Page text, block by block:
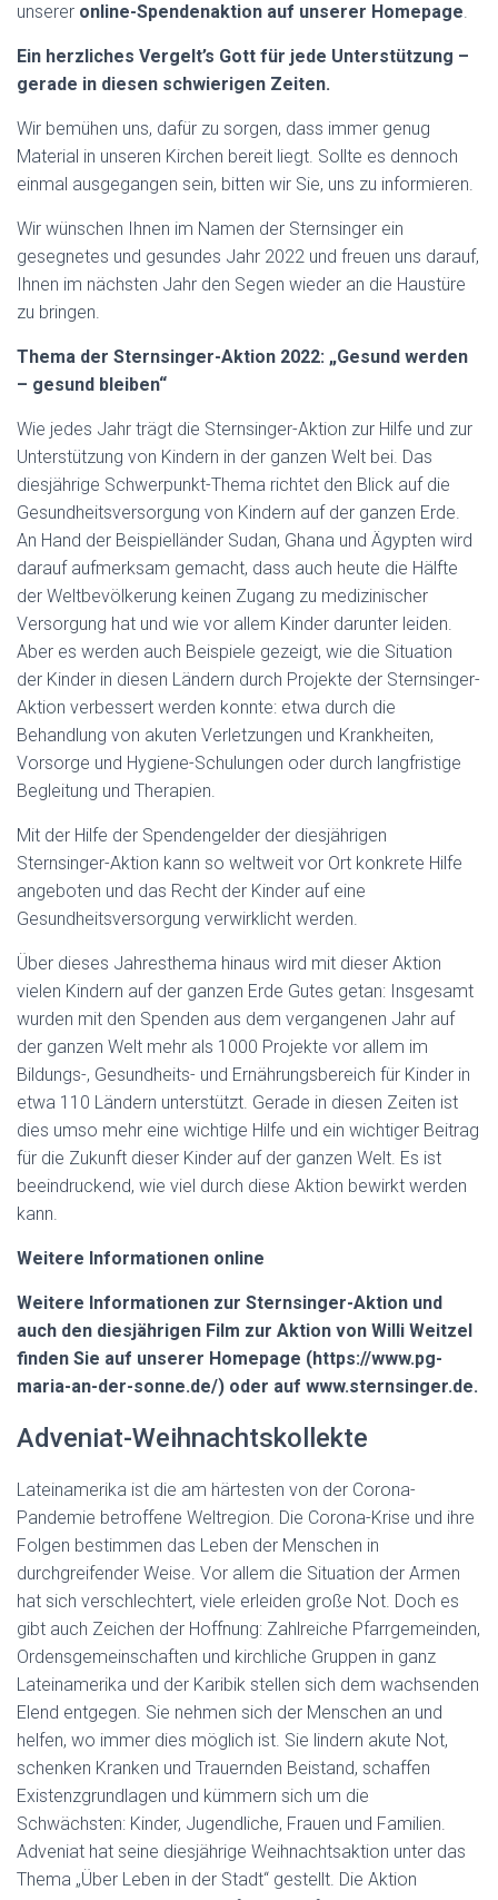
unserer online-Spendenaktion auf unserer Homepage.
Ein herzliches Vergelt’s Gott für jede Unterstützung –
gerade in diesen schwierigen Zeiten.
Wir bemühen uns, dafür zu sorgen, dass immer genug
Material in unseren Kirchen bereit liegt. Sollte es dennoch
einmal ausgegangen sein, bitten wir Sie, uns zu informieren.
Wir wünschen Ihnen im Namen der Sternsinger ein
gesegnetes und gesundes Jahr 2022 und freuen uns darauf,
Ihnen im nächsten Jahr den Segen wieder an die Haustüre
zu bringen.
Thema der Sternsinger-Aktion 2022: „Gesund werden
– gesund bleiben“
Wie jedes Jahr trägt die Sternsinger-Aktion zur Hilfe und zur
Unterstützung von Kindern in der ganzen Welt bei. Das
diesjährige Schwerpunkt-Thema richtet den Blick auf die
Gesundheitsversorgung von Kindern auf der ganzen Erde.
An Hand der Beispielländer Sudan, Ghana und Ägypten wird
darauf aufmerksam gemacht, dass auch heute die Hälfte
der Weltbevölkerung keinen Zugang zu medizinischer
Versorgung hat und wie vor allem Kinder darunter leiden.
Aber es werden auch Beispiele gezeigt, wie die Situation
der Kinder in diesen Ländern durch Projekte der Sternsinger-
Aktion verbessert werden konnte: etwa durch die
Behandlung von akuten Verletzungen und Krankheiten,
Vorsorge und Hygiene-Schulungen oder durch langfristige
Begleitung und Therapien.
Mit der Hilfe der Spendengelder der diesjährigen
Sternsinger-Aktion kann so weltweit vor Ort konkrete Hilfe
angeboten und das Recht der Kinder auf eine
Gesundheitsversorgung verwirklicht werden.
Über dieses Jahresthema hinaus wird mit dieser Aktion
vielen Kindern auf der ganzen Erde Gutes getan: Insgesamt
wurden mit den Spenden aus dem vergangenen Jahr auf
der ganzen Welt mehr als 1000 Projekte vor allem im
Bildungs-, Gesundheits- und Ernährungsbereich für Kinder in
etwa 110 Ländern unterstützt. Gerade in diesen Zeiten ist
dies umso mehr eine wichtige Hilfe und ein wichtiger Beitrag
für die Zukunft dieser Kinder auf der ganzen Welt. Es ist
beeindruckend, wie viel durch diese Aktion bewirkt werden
kann.
Weitere Informationen online
Weitere Informationen zur Sternsinger-Aktion und
auch den diesjährigen Film zur Aktion von Willi Weitzel
finden Sie auf unserer Homepage (https://www.pg-
maria-an-der-sonne.de/) oder auf www.sternsinger.de.
Adveniat-Weihnachtskollekte
Lateinamerika ist die am härtesten von der Corona-
Pandemie betroffene Weltregion. Die Corona-Krise und ihre
Folgen bestimmen das Leben der Menschen in
durchgreifender Weise. Vor allem die Situation der Armen
hat sich verschlechtert, viele erleiden große Not. Doch es
gibt auch Zeichen der Hoffnung: Zahlreiche Pfarrgemeinden,
Ordensgemeinschaften und kirchliche Gruppen in ganz
Lateinamerika und der Karibik stellen sich dem wachsenden
Elend entgegen. Sie nehmen sich der Menschen an und
helfen, wo immer dies möglich ist. Sie lindern akute Not,
schenken Kranken und Trauernden Beistand, schaffen
Existenzgrundlagen und kümmern sich um die
Schwächsten: Kinder, Jugendliche, Frauen und Familien.
Adveniat hat seine diesjährige Weihnachtsaktion unter das
Thema „Über Leben in der Stadt“ gestellt. Die Aktion